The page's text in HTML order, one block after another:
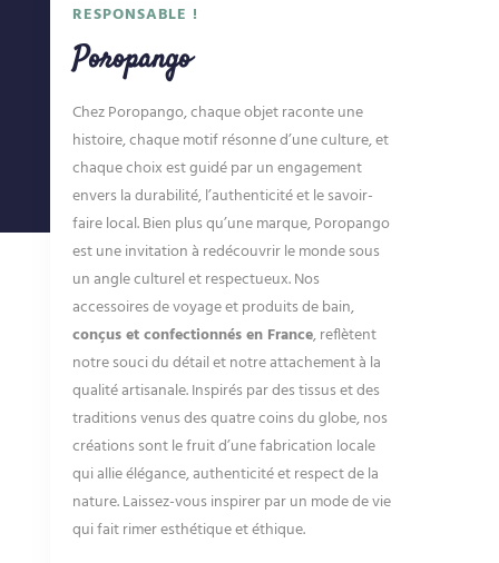
RESPONSABLE !
Poropango
Chez Poropango, chaque objet raconte une
histoire, chaque motif résonne d’une culture, et
chaque choix est guidé par un engagement
envers la durabilité, l’authenticité et le savoir-
faire local. Bien plus qu’une marque, Poropango
est une invitation à redécouvrir le monde sous
un angle culturel et respectueux. Nos
accessoires de voyage et produits de bain,
conçus et confectionnés en France, reflètent
notre souci du détail et notre attachement à la
qualité artisanale. Inspirés par des tissus et des
traditions venus des quatre coins du globe, nos
créations sont le fruit d’une fabrication locale
qui allie élégance, authenticité et respect de la
nature. Laissez-vous inspirer par un mode de vie
qui fait rimer esthétique et éthique.